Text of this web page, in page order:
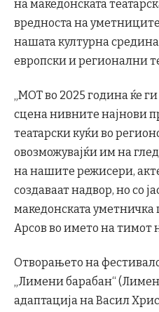
на македонската
вредноста на
нашата културна
европски и регионални
„МОТ во 2025 година ќе
сцена нивните најнови
театарски куќи во
овозможувајќи им на
на нашите режисери,
создаваат надвор, но со
македонската
Арсов во името на тимот
Отворањето на
„Лимени барабан“
адаптација на Васил